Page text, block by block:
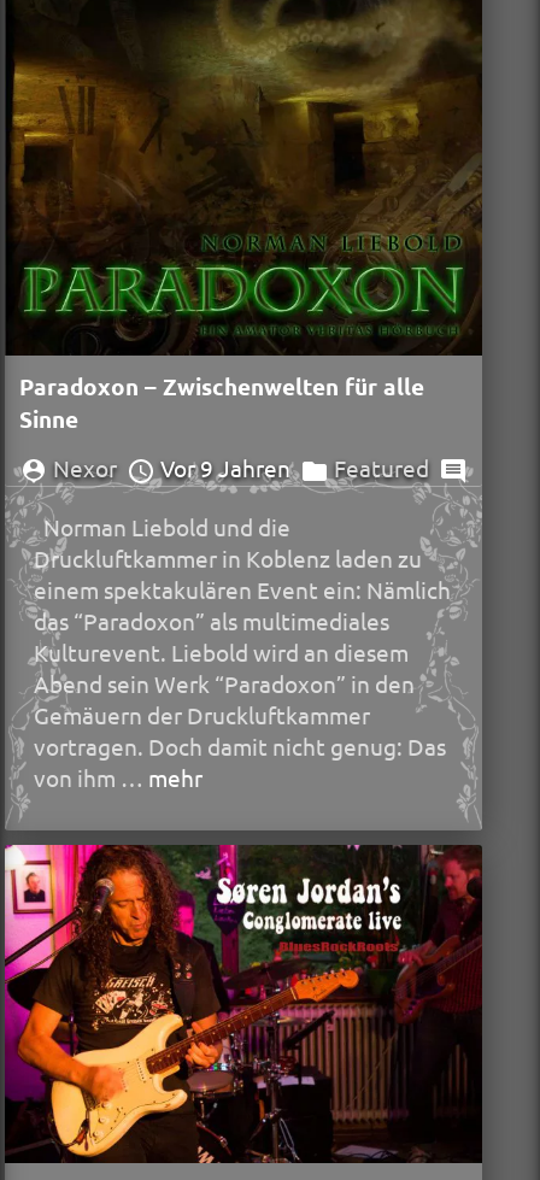
Paradoxon – Zwischenwelten für alle
Sinne
Nexor Vor 9 Jahren Featured
Norman Liebold und die
Druckluftkammer in Koblenz laden zu
einem spektakulären Event ein: Nämlich
das “Paradoxon” als multimediales
Kulturevent. Liebold wird an diesem
Abend sein Werk “Paradoxon” in den
Gemäuern der Druckluftkammer
vortragen. Doch damit nicht genug: Das
von ihm … mehr